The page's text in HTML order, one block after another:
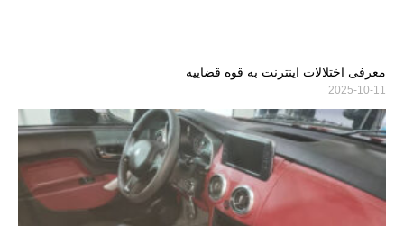
معرفی اختلالات اینترنت به قوه قضاییه
2025-10-11